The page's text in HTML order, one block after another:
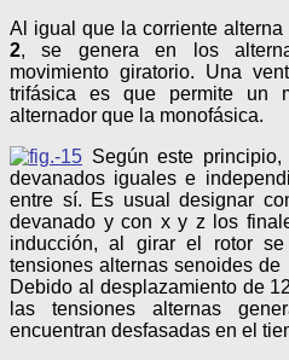
Al igual que la corriente alterna
2, se genera en los
movimiento giratorio. Una
trifásica es que permite un
alternador que la monofásica.
Según este
devanados iguales e
entre sí. Es usual designar
devanado y con x y z los
inducción, al girar el rotor
tensiones alternas senoides
Debido al desplazamiento de
las tensiones alternas
encuentran desfasadas en el